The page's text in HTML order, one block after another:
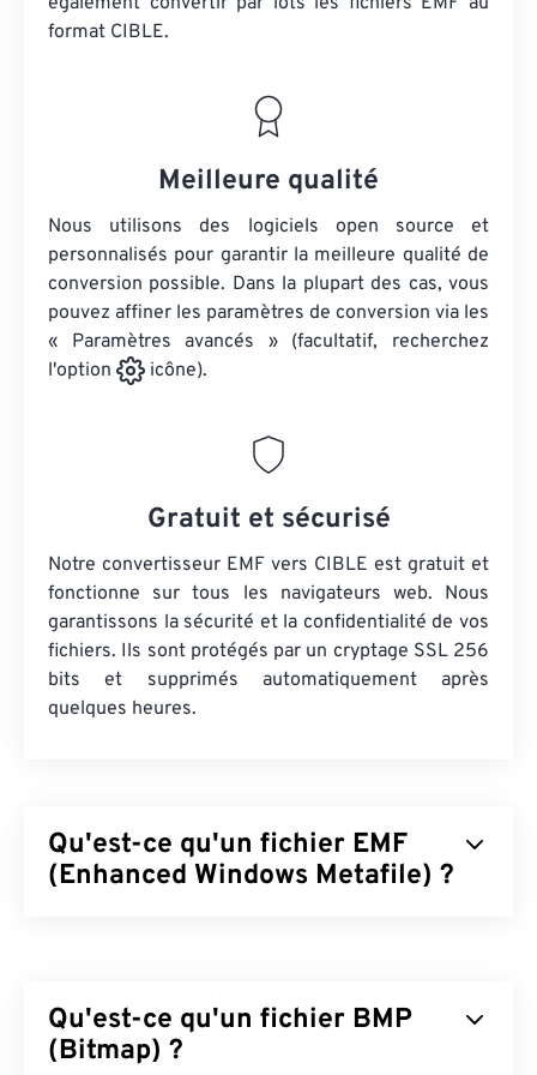
format CIBLE.
Meilleure qualité
Nous utilisons des logiciels open source et
personnalisés pour garantir la meilleure qualité de
conversion possible. Dans la plupart des cas, vous
pouvez affiner les paramètres de conversion via les
« Paramètres avancés » (facultatif, recherchez
l'option
icône).
Gratuit et sécurisé
Notre convertisseur EMF vers CIBLE est gratuit et
fonctionne sur tous les navigateurs web. Nous
garantissons la sécurité et la confidentialité de vos
fichiers. Ils sont protégés par un cryptage SSL 256
bits et supprimés automatiquement après
quelques heures.
Qu'est-ce qu'un fichier EMF
(Enhanced Windows Metafile) ?
Format). Avec une palette de couleurs étendue de
32 bits par pixel et une indépendance vis-à-vis du
Qu'est-ce qu'un fichier BMP
(Bitmap) ?